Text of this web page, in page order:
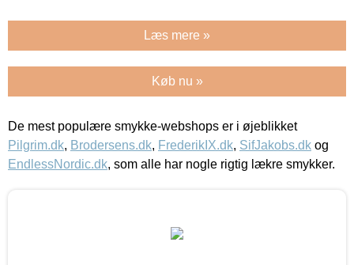
Læs mere »
Køb nu »
De mest populære smykke-webshops er i øjeblikket
Pilgrim.dk, Brodersens.dk, FrederikIX.dk, SifJakobs.dk og
EndlessNordic.dk, som alle har nogle rigtig lækre smykker.